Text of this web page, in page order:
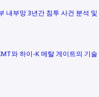
내부망 3년간 침투 사건 분석 및
와 하이-K 메탈 게이트의 기술